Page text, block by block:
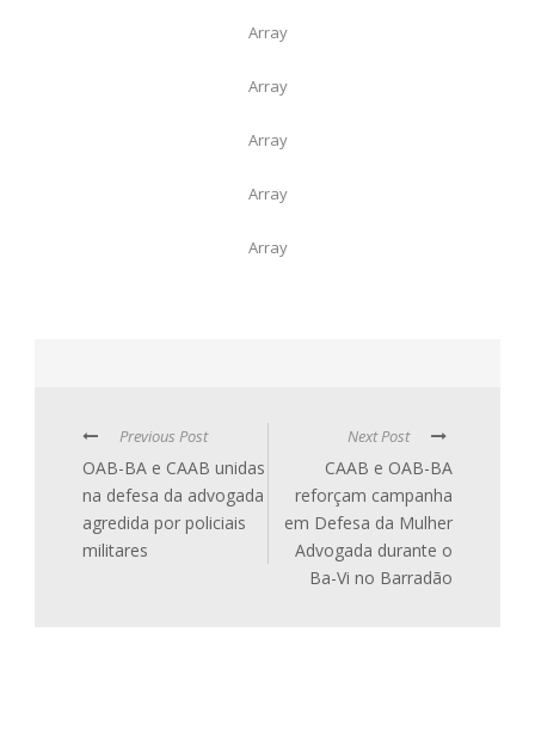
Array
Array
Array
Array
Array
Previous Post
OAB-BA e CAAB unidas
na defesa da advogada
agredida por policiais
militares
Next Post
CAAB e OAB-BA
reforçam campanha
em Defesa da Mulher
Advogada durante o
Ba-Vi no Barradão